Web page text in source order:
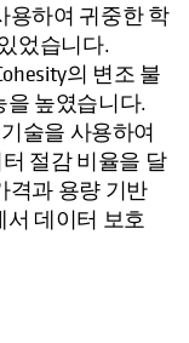
용하여 귀중한 학
었습니다.
의 변조 불
을 높였습니다.
술을 사용하여
절감 비율을 달
격과 용량 기반
서 데이터 보호